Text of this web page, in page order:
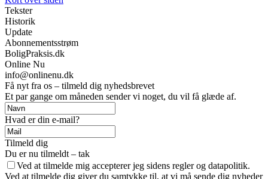
Tekster
Historik
Update
Abonnementsstrøm
BoligPraksis.dk
Online Nu
info@onlinenu.dk
Få nyt fra os – tilmeld dig nyhedsbrevet
Et par gange om måneden sender vi noget, du vil få glæde af.
Hvad er din e-mail?
Tilmeld dig
Du er nu tilmeldt – tak
Ved at tilmelde mig accepterer jeg sidens regler og datapolitik.
Ved at tilmelde dig giver du samtykke til, at vi må sende dig nyheder